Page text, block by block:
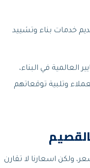
خدمات بناء وتشييد
العالمية في البناء،
وتلبية توقعاتهم
ولكن اسعارنا لا تقارن